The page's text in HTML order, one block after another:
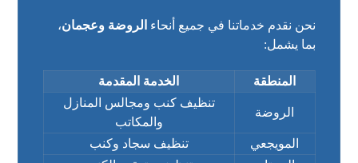
نحن نقدم خدماتنا في جميع أنحاء الروضة وعجمان،
بما يشمل:
المنطقة الخدمة المقدمة
الروضة
تنظيف كنب ومجالس المنازل
والمكاتب
المويجعي
تنظيف سجاد وكنب